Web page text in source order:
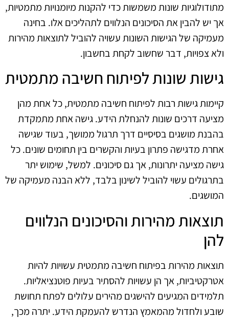
מתודולוגיות שונות משמשות כדי להקנות מיומנויות מתמטיות,
אך יש להבין את הסיכונים הנלווים לתהליכים אלו. בחינה
מעמיקה של הגישות השונות עשויה להוביל לתוצאות מהירות
ולא צפויות, דבר שחשוב לקחת בחשבון.
גישות שונות לפיתוח חשיבה מתמטית
קיימות גישות רבות לפיתוח חשיבה מתמטית, כל אחת מהן
מציעה דרכים שונות להנחלת הידע. גישה אחת מתמקדת
בהבנת מושגים בסיסיים דרך תרגול ממושך, בעוד שגישה
אחרת מדגישה פתרון בעיות והקשרים בין תחומים שונים. כל
גישה מציעה יתרונות, אך גם סיכונים. למשל, שימוש יתר
בתרגולים עשוי להוביל לשינון בלבד, ללא הבנה מעמיקה של
המושגים.
תוצאות מהירות והסיכונים הנלווים
להן
תוצאות מהירות בפיתוח חשיבה מתמטית עשויות להיות
אטרקטיביות, אך הן עשויות להסתיר בעיות פוטנציאליות.
תלמידים המגיעים להישגים מהירים עלולים לפתח תחושת
שובע ולחדול מהמאמץ הנדרש להעמקת הידע. יתרה מכך,